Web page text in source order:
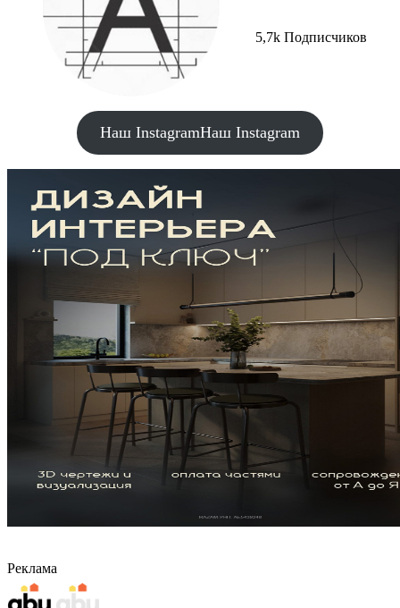
5,7k Подписчиков
Наш InstagramНаш Instagram
Реклама